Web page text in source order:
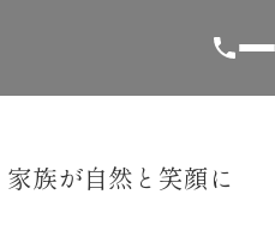
家族が自然と笑顔に